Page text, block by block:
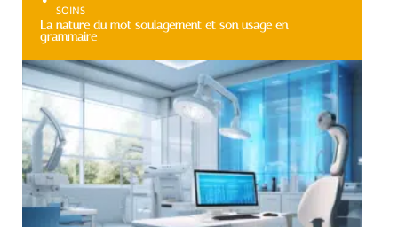
SOINS
La nature du mot soulagement et son usage en
grammaire